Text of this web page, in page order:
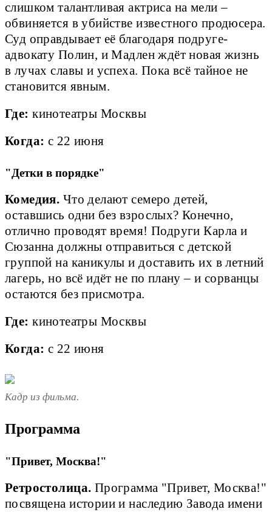
слишком талантливая актриса на мели –
обвиняется в убийстве известного продюсера.
Суд оправдывает её благодаря подруге-
адвокату Полин, и Мадлен ждёт новая жизнь
в лучах славы и успеха. Пока всё тайное не
становится явным.
Где: кинотеатры Москвы
Когда: с 22 июня
"Детки в порядке"
Комедия. Что делают семеро детей,
оставшись одни без взрослых? Конечно,
отлично проводят время! Подруги Карла и
Сюзанна должны отправиться с детской
группой на каникулы и доставить их в летний
лагерь, но всё идёт не по плану – и сорванцы
остаются без присмотра.
Где: кинотеатры Москвы
Когда: с 22 июня
Кадр из фильма.
Программа
"Привет, Москва!"
Ретростолица. Программа "Привет, Москва!"
посвящена истории и наследию Завода имени